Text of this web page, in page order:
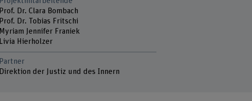
Prof. Dr. Clara Bombach
Prof. Dr. Tobias Fritschi
Myriam Jennifer Franiek
Livia Hierholzer
Partner
Direktion der Justiz und des Innern